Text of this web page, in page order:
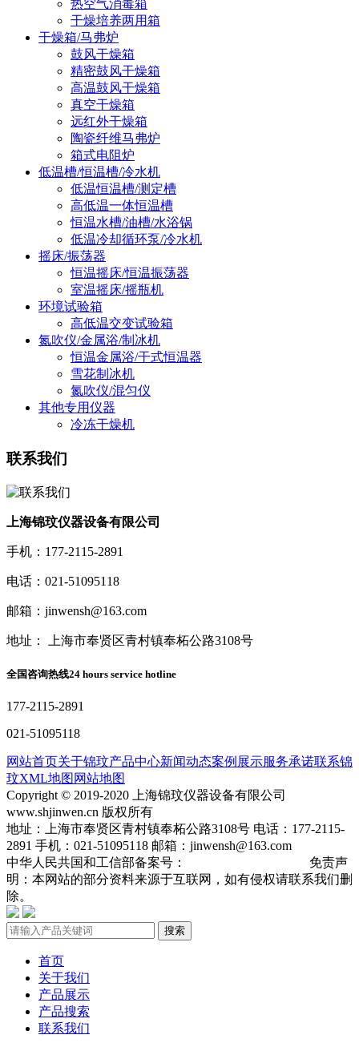
热空气消毒箱
干燥培养两用箱
干燥箱/马弗炉
鼓风干燥箱
精密鼓风干燥箱
高温鼓风干燥箱
真空干燥箱
远红外干燥箱
陶瓷纤维马弗炉
箱式电阻炉
低温槽/恒温槽/冷水机
低温恒温槽/测定槽
高低温一体恒温槽
恒温水槽/油槽/水浴锅
低温冷却循环泵/冷水机
摇床/振荡器
恒温摇床/恒温振荡器
室温摇床/摇瓶机
环境试验箱
高低温交变试验箱
氮吹仪/金属浴/制冰机
恒温金属浴/干式恒温器
雪花制冰机
氮吹仪/混匀仪
其他专用仪器
冷冻干燥机
联系我们
上海锦玟仪器设备有限公司
手机：177-2115-2891
电话：021-51095118
邮箱：jinwensh@163.com
地址： 上海市奉贤区青村镇奉柘公路3108号
全国咨询热线24 hours service hotline
177-2115-2891
021-51095118
网站首页关于锦玟产品中心新闻动态案例展示服务承诺联系锦
玟XML地图 网站地图
Copyright © 2019-2020 上海锦玟仪器设备有限公司
www.shjinwen.cn 版权所有
地址：上海市奉贤区青村镇奉柘公路3108号 电话：177-2115-
2891 手机：021-51095118 邮箱：jinwensh@163.com
中华人民共国和工信部备案号：
免责声
明：本网站的部分资料来源于互联网，如有侵权请联系我们删
除。
搜索
首页
关于我们
产品展示
产品搜索
联系我们